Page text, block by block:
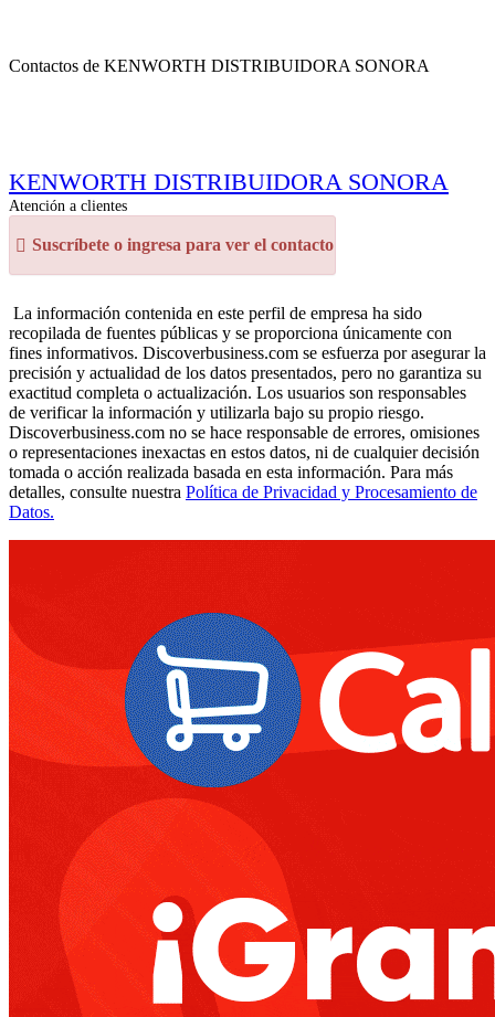
Contactos de KENWORTH DISTRIBUIDORA SONORA
KENWORTH DISTRIBUIDORA SONORA
Atención a clientes
Suscríbete o ingresa para ver el contacto
La información contenida en este perfil de empresa ha sido
recopilada de fuentes públicas y se proporciona únicamente con
fines informativos. Discoverbusiness.com se esfuerza por asegurar la
precisión y actualidad de los datos presentados, pero no garantiza su
exactitud completa o actualización. Los usuarios son responsables
de verificar la información y utilizarla bajo su propio riesgo.
Discoverbusiness.com no se hace responsable de errores, omisiones
o representaciones inexactas en estos datos, ni de cualquier decisión
tomada o acción realizada basada en esta información. Para más
detalles, consulte nuestra Política de Privacidad y Procesamiento de
Datos.